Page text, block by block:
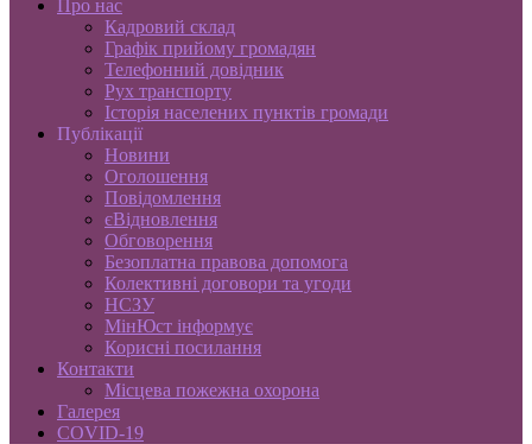
Про нас
Кадровий склад
Графік прийому громадян
Телефонний довідник
Рух транспорту
Історія населених пунктів громади
Публікації
Новини
Оголошення
Повідомлення
єВідновлення
Обговорення
Безоплатна правова допомога
Колективні договори та угоди
НСЗУ
МінЮст інформує
Корисні посилання
Контакти
Місцева пожежна охорона
Галерея
COVID-19